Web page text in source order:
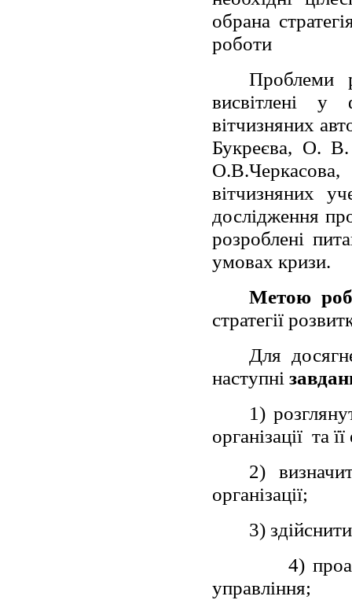
обрана
роботи
Проблеми
висвітлені у
вітчизняних
Букреєва, О.
вітчизняних
дослідження
розроблені
умовах кризи.
Метою
стратегії
Для
наступні
1)
організації та
2)
організації;
3)
4)
управління;